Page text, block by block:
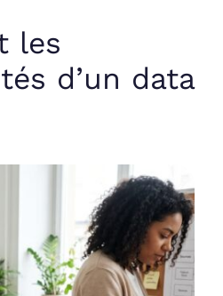
les
d’un data